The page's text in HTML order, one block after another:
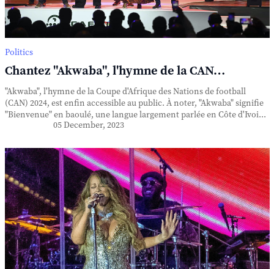
Politics
Chantez "Akwaba", l'hymne de la CAN…
"Akwaba", l'hymne de la Coupe d'Afrique des Nations de football
(CAN) 2024, est enfin accessible au public. À noter, "Akwaba" signifie
"Bienvenue" en baoulé, une langue largement parlée en Côte d'Ivoi...
05 December, 2023